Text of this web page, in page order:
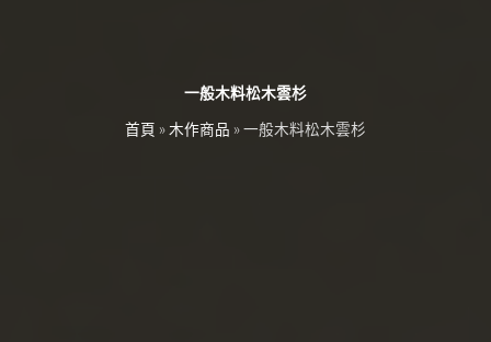
一般木料松木雲杉
首頁 » 木作商品 »一般木料松木雲杉